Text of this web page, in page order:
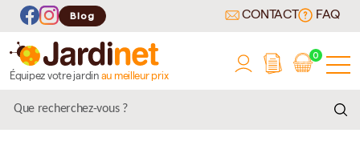
Blog CONTACT FAQ
Équipez votre jardin au meilleur prix
0